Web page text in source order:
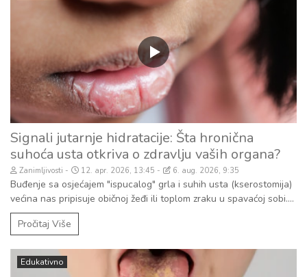
Signali jutarnje hidratacije: Šta hronična
suhoća usta otkriva o zdravlju vaših organa?
Zanimljivosti 12. apr. 2026, 13:45 6. aug. 2026, 9:35
Buđenje sa osjećajem "ispucalog" grla i suhih usta (kserostomija)
većina nas pripisuje običnoj žeđi ili toplom zraku u spavaćoj sobi....
Pročitaj Više
Edukativno